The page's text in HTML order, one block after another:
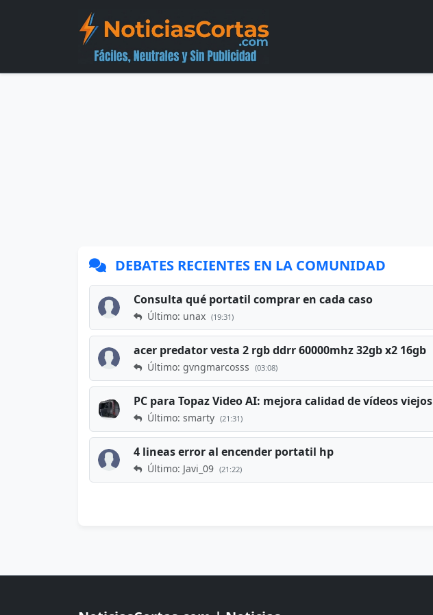
DEBATES RECIENTES EN LA COMUNIDAD
Consulta qué portatil comprar en cada caso
Último: unax (19:31)
acer predator vesta 2 rgb ddrr 60000mhz 32gb x2 16gb
Último: gvngmarcosss (03:08)
PC para Topaz Video AI: mejora calidad de vídeos viejos
Último: smarty (21:31)
4 lineas error al encender portatil hp
Último: Javi_09 (21:22)